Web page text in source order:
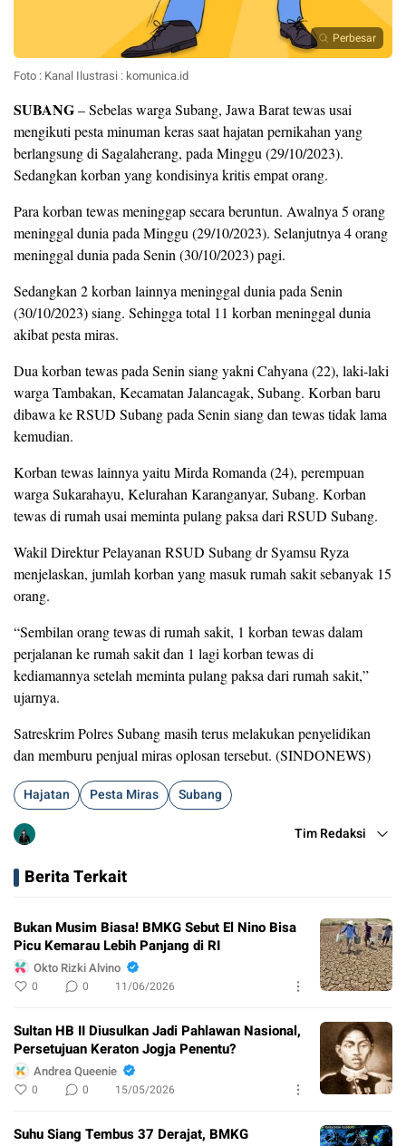
Perbesar
Foto : Kanal Ilustrasi : komunica.id
SUBANG– Sebelas warga Subang, Jawa Barat tewas usai
mengikuti pesta minuman keras saat hajatan pernikahan yang
berlangsung di Sagalaherang, pada Minggu (29/10/2023).
Sedangkan korban yang kondisinya kritis empat orang.
Para korban tewas meninggap secara beruntun. Awalnya 5 orang
meninggal dunia pada Minggu (29/10/2023). Selanjutnya 4 orang
meninggal dunia pada Senin (30/10/2023) pagi.
Sedangkan 2 korban lainnya meninggal dunia pada Senin
(30/10/2023) siang. Sehingga total 11 korban meninggal dunia
akibat pesta miras.
Dua korban tewas pada Senin siang yakni Cahyana (22), laki-laki
warga Tambakan, Kecamatan Jalancagak, Subang. Korban baru
dibawa ke RSUD Subang pada Senin siang dan tewas tidak lama
kemudian.
Korban tewas lainnya yaitu Mirda Romanda (24), perempuan
warga Sukarahayu, Kelurahan Karanganyar, Subang. Korban
tewas di rumah usai meminta pulang paksa dari RSUD Subang.
Wakil Direktur Pelayanan RSUD Subang dr Syamsu Ryza
menjelaskan, jumlah korban yang masuk rumah sakit sebanyak 15
orang.
“Sembilan orang tewas di rumah sakit, 1 korban tewas dalam
perjalanan ke rumah sakit dan 1 lagi korban tewas di
kediamannya setelah meminta pulang paksa dari rumah sakit,”
ujarnya.
Satreskrim Polres Subang masih terus melakukan penyelidikan
dan memburu penjual miras oplosan tersebut. (SINDONEWS)
Hajatan Pesta Miras Subang
Tim Redaksi
Berita Terkait
Bukan Musim Biasa! BMKG Sebut El Nino Bisa
Picu Kemarau Lebih Panjang di RI
Okto Rizki Alvino
0 0 11/06/2026
Sultan HB II Diusulkan Jadi Pahlawan Nasional,
Persetujuan Keraton Jogja Penentu?
Andrea Queenie
0 0 15/05/2026
Suhu Siang Tembus 37 Derajat, BMKG